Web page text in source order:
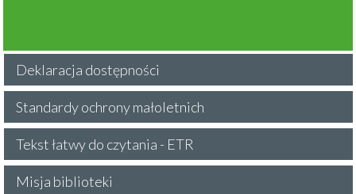
Deklaracja dostępności
Standardy ochrony małoletnich
Tekst łatwy do czytania - ETR
Misja biblioteki